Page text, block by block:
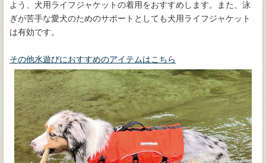
よう、犬用ライフジャケットの着用をおすすめします。また、泳
ぎが苦手な愛犬のためのサポートとしても犬用ライフジャケット
は有効です。
その他水遊びにおすすめのアイテムはこちら